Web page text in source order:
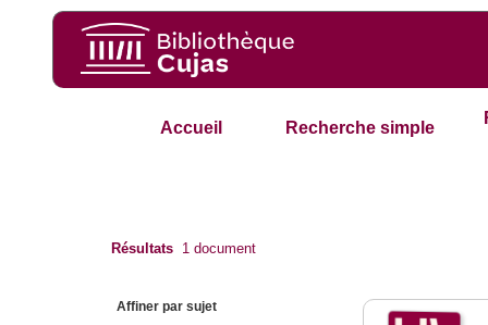
Accueil Recherche simple
Résultats 1 document
Affiner par sujet